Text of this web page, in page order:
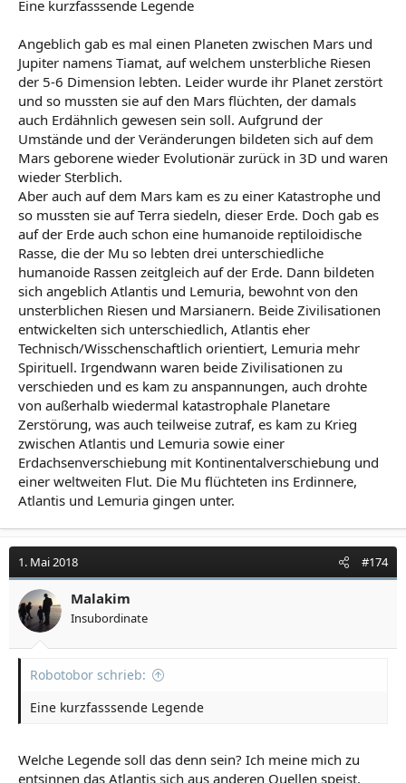
die sich mit ungeklärten Phänomenen beschäftigen. Ein
Grabes von Alexander dem Großen.
Eine kurzfasssende Legende
Angeblich gab es mal einen Planeten zwischen Mars und
Jupiter namens Tiamat, auf welchem unsterbliche Riesen
der 5-6 Dimension lebten. Leider wurde ihr Planet zerstört
und so mussten sie auf den Mars flüchten, der damals
auch Erdähnlich gewesen sein soll. Aufgrund der
Umstände und der Veränderungen bildeten sich auf dem
Mars geborene wieder Evolutionär zurück in 3D und waren
wieder Sterblich.
Aber auch auf dem Mars kam es zu einer Katastrophe und
so mussten sie auf Terra siedeln, dieser Erde. Doch gab es
auf der Erde auch schon eine humanoide reptiloidische
Rasse, die der Mu so lebten drei unterschiedliche
humanoide Rassen zeitgleich auf der Erde. Dann bildeten
sich angeblich Atlantis und Lemuria, bewohnt von den
unsterblichen Riesen und Marsianern. Beide Zivilisationen
entwickelten sich unterschiedlich, Atlantis eher
Technisch/Wisschenschaftlich orientiert, Lemuria mehr
Spirituell. Irgendwann waren beide Zivilisationen zu
verschieden und es kam zu anspannungen, auch drohte
von außerhalb wiedermal katastrophale Planetare
Zerstörung, was auch teilweise zutraf, es kam zu Krieg
zwischen Atlantis und Lemuria sowie einer
Erdachsenverschiebung mit Kontinentalverschiebung und
einer weltweiten Flut. Die Mu flüchteten ins Erdinnere,
Atlantis und Lemuria gingen unter.
1. Mai 2018 #174
Malakim
Insubordinate
Robotobor schrieb:
Eine kurzfasssende Legende
Welche Legende soll das denn sein? Ich meine mich zu
entsinnen das Atlantis sich aus anderen Quellen speist.